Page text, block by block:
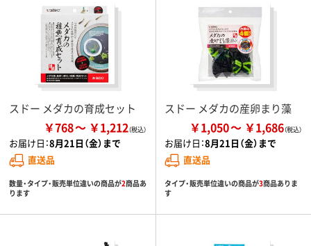
スドー メダカの育成セット
￥768 ￥1,212
お届け日：8月21日（金）まで
直送品
数量・タイプ・販売単位違いの商品が2商品あ
ります
スドー メダカの産卵まり藻
￥1,050 ￥1,686
お届け日：8月21日（金）まで
直送品
タイプ・販売単位違いの商品が3商品ありま
す